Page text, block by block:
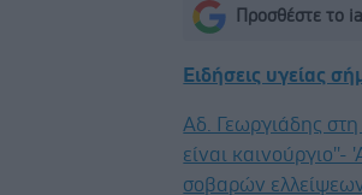
Προσθέστε το
Ειδήσεις υγείας
Αδ. Γεωργιάδης
είναι
σοβαρών